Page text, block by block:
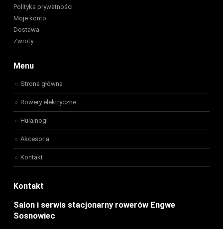
Polityka prywatności
Moje konto
Dostawa
Zwroty
Menu
Strona główna
Rowery elektryczne
Hulajnogi
Akcesoria
Kontakt
Kontakt
Salon i serwis stacjonarny rowerów Engwe
Sosnowiec